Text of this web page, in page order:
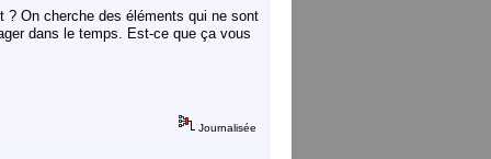
? On cherche des éléments qui ne sont
dans le temps. Est-ce que ça vous
Journalisée